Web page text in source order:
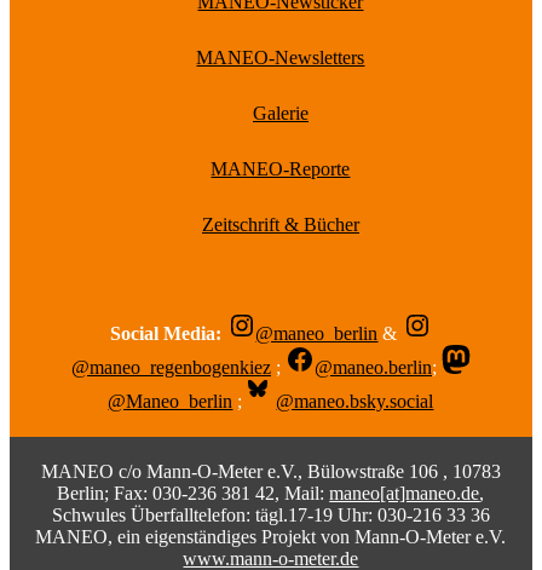
MANEO-Newsletters
Galerie
MANEO-Reporte
Zeitschrift & Bücher
Social Media: @maneo_berlin &
@maneo_regenbogenkiez ; @maneo.berlin;
@Maneo_berlin ; @maneo.bsky.social
MANEO c/o Mann-O-Meter e.V., Bülowstraße 106 , 10783
Berlin; Fax: 030-236 381 42, Mail:maneo[at]maneo.de,
Schwules Überfalltelefon: tägl.17-19 Uhr: 030-216 33 36
MANEO, ein eigenständiges Projekt von Mann-O-Meter e.V.
www.mann-o-meter.de